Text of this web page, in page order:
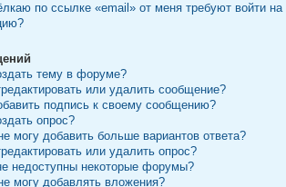
по ссылке «email» от меня требуют войти на
тему в форуме?
или удалить сообщение?
подпись к своему сообщению?
опрос?
могу добавить больше вариантов ответа?
или удалить опрос?
недоступны некоторые форумы?
могу добавлять вложения?